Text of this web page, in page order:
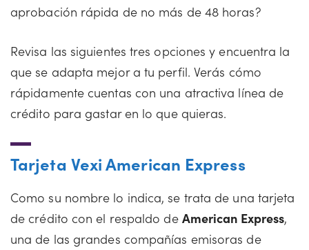
aprobación rápida de no más de 48 horas?
Revisa las siguientes tres opciones y encuentra la
que se adapta mejor a tu perfil. Verás cómo
rápidamente cuentas con una atractiva línea de
crédito para gastar en lo que quieras.
Tarjeta Vexi American Express
Como su nombre lo indica, se trata de una tarjeta
de crédito con el respaldo de American Express,
una de las grandes compañías emisoras de